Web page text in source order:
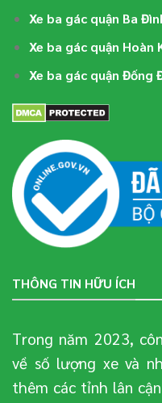
Xe ba gác quận Ba
Xe ba gác quận Hoàn
Xe ba gác quận Đống
THÔNG TIN HỮU ÍCH
Trong năm 2023,
về số lượng xe và
thêm các tỉnh lân